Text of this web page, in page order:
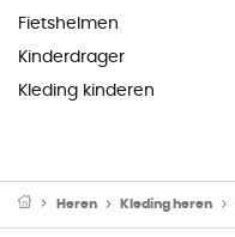
Fietshelmen
Kinderdrager
Kleding kinderen
Heren Kleding heren